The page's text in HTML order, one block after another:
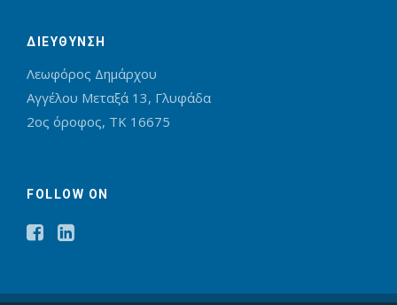
ΔΙΕΥΘΥΝΣΗ
Λεωφόρος Δημάρχου
Αγγέλου Μεταξά 13, Γλυφάδα
2oς όροφος, ΤΚ 16675
FOLLOW ON